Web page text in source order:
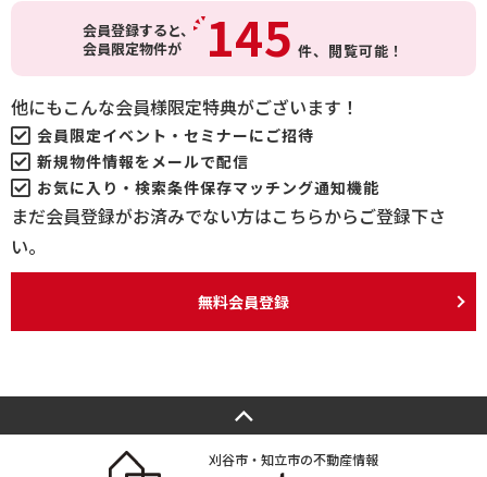
会員登録すると、
会員限定物件が
145 件、 閲覧可能！
他にもこんな会員様限定特典がございます！
会員限定イベント・セミナーにご招待
新規物件情報をメールで配信
お気に入り・検索条件保存マッチング通知機能
まだ会員登録がお済みでない方はこちらからご登録下さ
い。
無料会員登録
刈谷市・知立市の不動産情報